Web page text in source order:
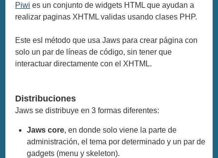
Piwi es un conjunto de widgets HTML que ayudan a
realizar paginas XHTML validas usando clases PHP.
Este esl método que usa Jaws para crear página con
solo un par de líneas de código, sin tener que
interactuar directamente con el XHTML.
Distribuciones
Jaws se distribuye en 3 formas diferentes:
Jaws core, en donde solo viene la parte de
administración, el tema por determinado y un par de
gadgets (menu y skeleton).